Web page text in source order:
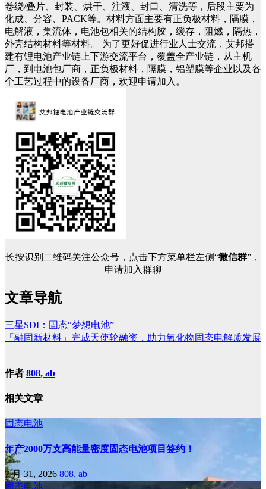
卷绕/叠片、封装、烘干、注液、封口、清洗等，后段主要为
化成、分容、PACK等。材料方面主要有正负极材料，隔膜，
电解液，集流体，电池包相关的结构胶，缓存，阻燃，隔热，
外壳结构材料等材料。 为了更好促进行业人士交流，艾邦搭
建有锂电池产业链上下游交流平台，覆盖全产业链，从主机
厂，到电池包厂商，正负极材料，隔膜，铝塑膜等企业以及各
个工艺过程中的设备厂商，欢迎申请加入。
长按识别二维码关注公众号，点击下方菜单栏左侧“微信群”，
申请加入群聊
文章导航
三星SDI：固态“梦想电池”
「融固新材料」完成天使轮融资，助力氧化物固态电解质发展
作者 808, ab
相关文章
固态电池
年产2000万支高能量密度固态电池项目签约！
7 月 31, 2026 808, ab
固态电池